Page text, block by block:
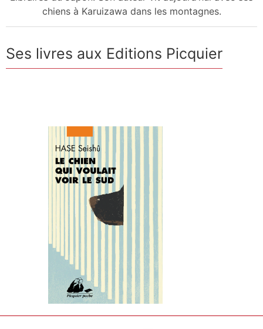
chiens à Karuizawa dans les montagnes.
Ses livres aux Editions Picquier